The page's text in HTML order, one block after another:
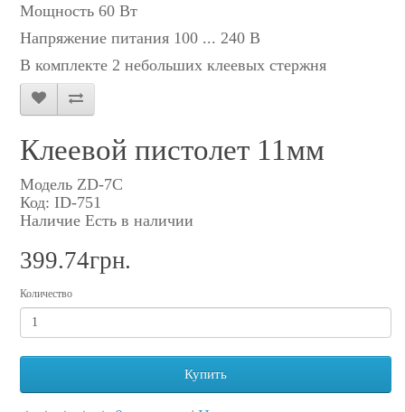
Мощность 60 Вт
Напряжение питания 100 ... 240 В
В комплекте 2 небольших клеевых стержня
Клеевой пистолет 11мм
Модель ZD-7С
Код: ID-751
Наличие Есть в наличии
399.74грн.
Количество
Купить